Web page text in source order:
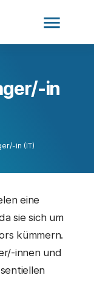
menu
in
in (IT)
eine
sie sich um
kümmern.
innen und